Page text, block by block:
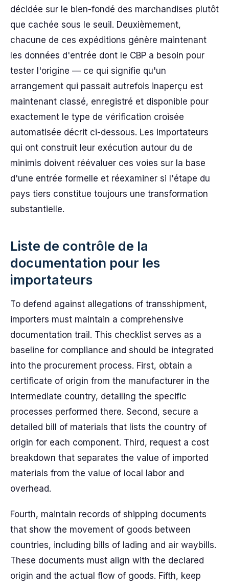
décidée sur le bien-fondé des marchandises plutôt
que cachée sous le seuil. Deuxièmement,
chacune de ces expéditions génère maintenant
les données d'entrée dont le CBP a besoin pour
tester l'origine — ce qui signifie qu'un
arrangement qui passait autrefois inaperçu est
maintenant classé, enregistré et disponible pour
exactement le type de vérification croisée
automatisée décrit ci-dessous. Les importateurs
qui ont construit leur exécution autour du de
minimis doivent réévaluer ces voies sur la base
d'une entrée formelle et réexaminer si l'étape du
pays tiers constitue toujours une transformation
substantielle.
Liste de contrôle de la
documentation pour les
importateurs
To defend against allegations of transshipment,
importers must maintain a comprehensive
documentation trail. This checklist serves as a
baseline for compliance and should be integrated
into the procurement process. First, obtain a
certificate of origin from the manufacturer in the
intermediate country, detailing the specific
processes performed there. Second, secure a
detailed bill of materials that lists the country of
origin for each component. Third, request a cost
breakdown that separates the value of imported
materials from the value of local labor and
overhead.
Fourth, maintain records of shipping documents
that show the movement of goods between
countries, including bills of lading and air waybills.
These documents must align with the declared
origin and the actual flow of goods. Fifth, keep